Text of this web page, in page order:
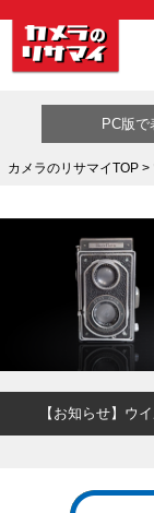
買取カテゴリ一
PC版で
カメラのリサマイTOP>
【お知らせ】ウ